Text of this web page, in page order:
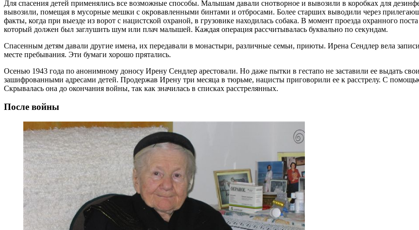
Для спасения детей применялись все возможные способы. Малышам давали снотворное и вывозили в коробках для
вывозили, помещая в мусорные мешки с окровавленными бинтами и отбросами. Более старших выводили через
факты, когда при выезде из ворот с нацистской охраной, в грузовике находилась собака. В момент проезда охранного
который должен был заглушить шум или плач малышей. Каждая операция рассчитывалась буквально по секундам.
Спасенным детям давали другие имена, их передавали в монастыри, различные семьи, приюты. Ирена Сендлер вела
месте пребывания. Эти бумаги хорошо прятались.
Осенью 1943 года по анонимному доносу Ирену Сендлер арестовали. Но даже пытки в гестапо не заставили ее выдать
зашифрованными адресами детей. Продержав Ирену три месяца в тюрьме, нацисты приговорили ее к расстрелу. С
Скрывалась она до окончания войны, так как значилась в списках расстрелянных.
После войны